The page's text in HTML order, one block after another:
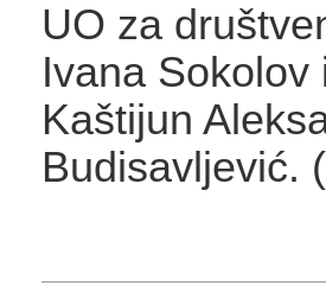
UO za
Ivana
Kaštijun
Budisavljević.